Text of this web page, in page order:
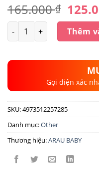
165.000₫ Giá
gốc
là:
Số lượng Thêm
Gọi điện xác
SKU:4973512257285
Danh mục:Other
Thương hiệu:ARAU BABY